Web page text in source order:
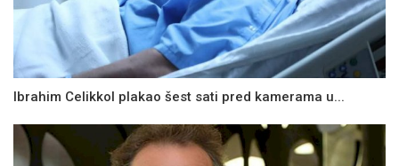
Ibrahim Celikkol plakao šest sati pred kamerama u...